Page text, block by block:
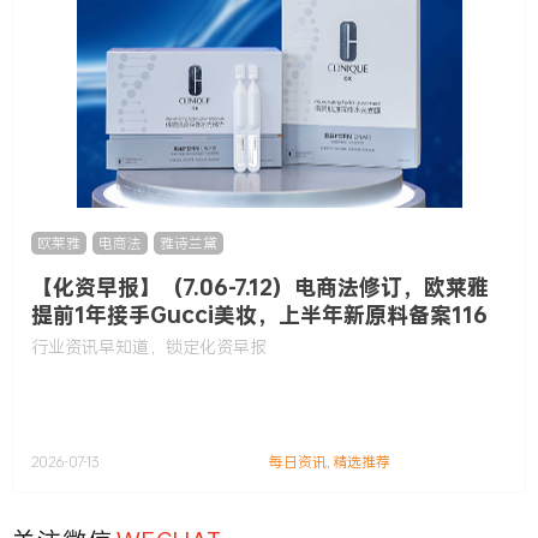
欧莱雅 电商法 雅诗兰黛
【化资早报】（7.06-7.12）电商法修订，欧莱雅
提前1年接手Gucci美妆，上半年新原料备案116
款……
行业资讯早知道，锁定化资早报
2026-07-13 每日资讯,精选推荐